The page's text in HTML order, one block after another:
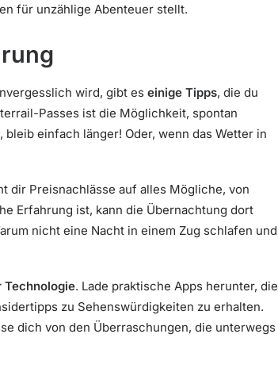
für unzählige Abenteuer stellt.
wird, gibt es einige Tipps, die du
Passes ist die Möglichkeit, spontan
einfach länger! Oder, wenn das Wetter in
dir Preisnachlässe auf alles Mögliche, von
Erfahrung ist, kann die Übernachtung dort
nicht eine Nacht in einem Zug schlafen und
Technologie. Lade praktische Apps herunter, die
zu Sehenswürdigkeiten zu erhalten.
dich von den Überraschungen, die unterwegs